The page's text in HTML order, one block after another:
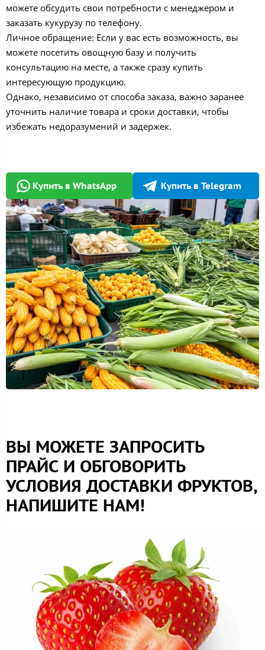
можете обсудить свои потребности с менеджером и
заказать кукурузу по телефону.
Личное обращение: Если у вас есть возможность, вы
можете посетить овощную базу и получить
консультацию на месте, а также сразу купить
интересующую продукцию.
Однако, независимо от способа заказа, важно заранее
уточнить наличие товара и сроки доставки, чтобы
избежать недоразумений и задержек.
Купить в WhatsApp Купить в Telegram
ВЫ МОЖЕТЕ ЗАПРОСИТЬ
ПРАЙС И ОБГОВОРИТЬ
УСЛОВИЯ ДОСТАВКИ ФРУКТОВ,
НАПИШИТЕ НАМ!